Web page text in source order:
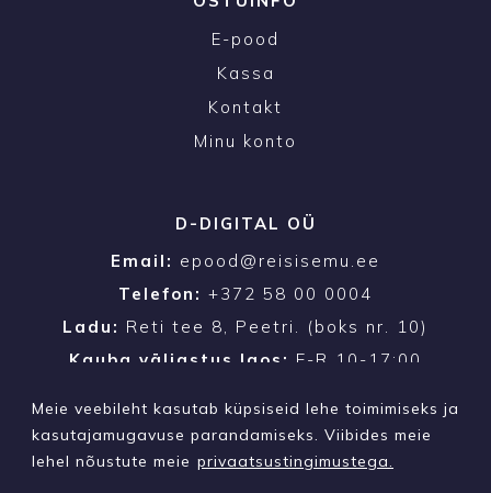
Meie veebileht kasutab küpsiseid lehe toimimiseks ja
kasutajamugavuse parandamiseks. Viibides meie
lehel nõustute meie privaatsustingimustega.
E-pood
Kassa
Kontakt
Minu konto
D-DIGITAL OÜ
Email: epood@reisisemu.ee
Telefon: +372 58 00 0004
Ladu: Reti tee 8, Peetri. (boks nr. 10)
Kauba väljastus laos: E-R 10-17:00